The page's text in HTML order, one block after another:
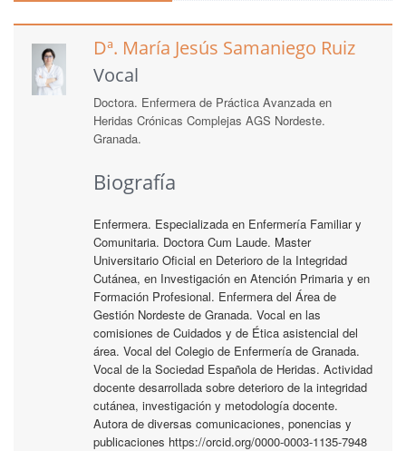
Dª. María Jesús Samaniego Ruiz
Vocal
Doctora. Enfermera de Práctica Avanzada en
Heridas Crónicas Complejas AGS Nordeste.
Granada.
Biografía
Enfermera. Especializada en Enfermería Familiar y
Comunitaria. Doctora Cum Laude. Master
Universitario Oficial en Deterioro de la Integridad
Cutánea, en Investigación en Atención Primaria y en
Formación Profesional. Enfermera del Área de
Gestión Nordeste de Granada. Vocal en las
comisiones de Cuidados y de Ética asistencial del
área. Vocal del Colegio de Enfermería de Granada.
Vocal de la Sociedad Española de Heridas. Actividad
docente desarrollada sobre deterioro de la integridad
cutánea, investigación y metodología docente.
Autora de diversas comunicaciones, ponencias y
publicaciones https://orcid.org/0000-0003-1135-7948